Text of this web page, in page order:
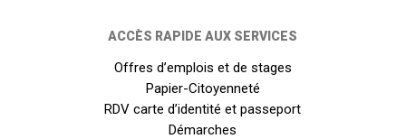
ACCÈS RAPIDE AUX SERVICES
Offres d’emplois et de stages
Papier-Citoyenneté
RDV carte d’identité et passeport
Démarches